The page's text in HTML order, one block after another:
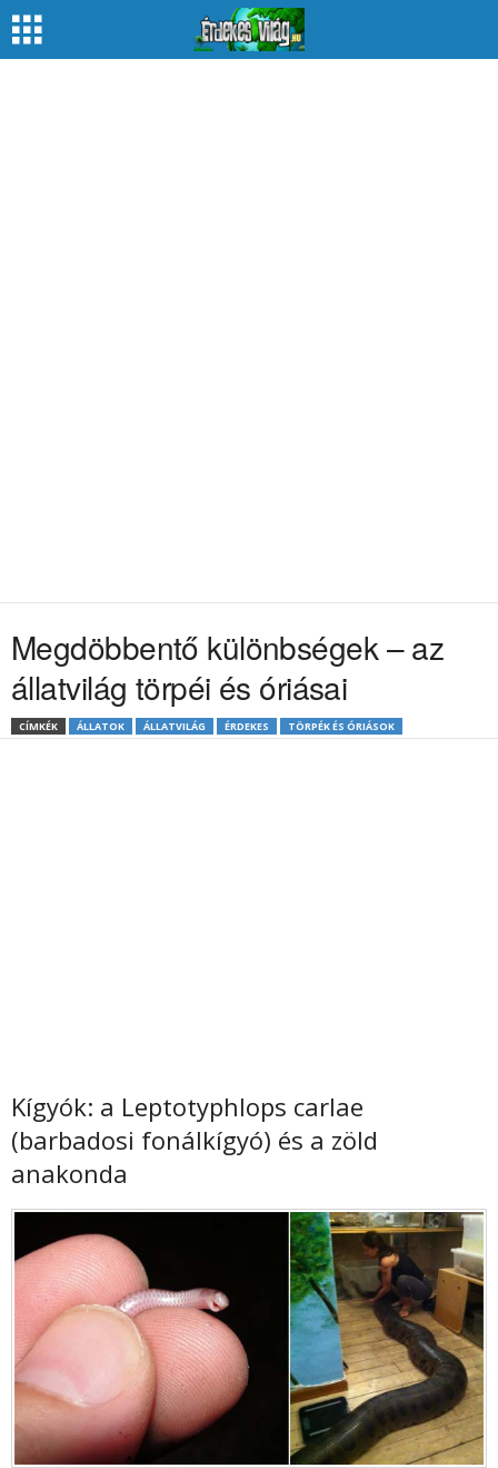
Megdöbbentő különbségek – az
állatvilág törpéi és óriásai
CÍMKÉK ÁLLATOK ÁLLATVILÁG ÉRDEKES TÖRPÉK ÉS ÓRIÁSOK
Kígyók: a Leptotyphlops carlae
(barbadosi fonálkígyó) és a zöld
anakonda